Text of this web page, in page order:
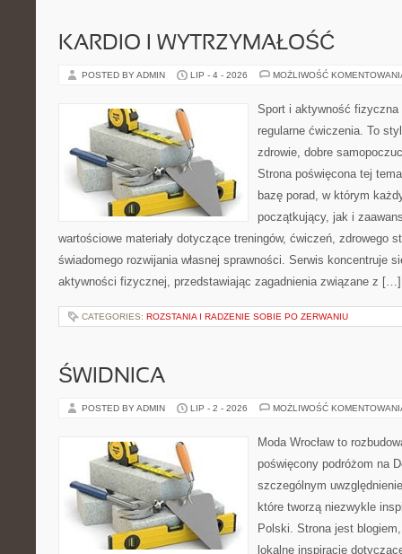
KARDIO I WYTRZYMAŁOŚĆ
POSTED BY ADMIN LIP - 4 - 2026 MOŻLIWOŚĆ
Sport i aktywność
regularne ćwiczenia. To
zdrowie, dobre
Strona poświęcona tej
bazę porad, w którym
początkujący, jak i
wartościowe materiały dotyczące treningów, ćwiczeń, zdrowego
świadomego rozwijania własnej sprawności. Serwis koncentruje
aktywności fizycznej, przedstawiając zagadnienia związane z […]
CATEGORIES: ROZSTANIA I RADZENIE SOBIE PO ZERWANIU
ŚWIDNICA
POSTED BY ADMIN LIP - 2 - 2026 MOŻLIWOŚĆ
Moda Wrocław to
poświęcony podróżom na
szczególnym
które tworzą niezwykle
Polski. Strona jest
lokalne inspiracje